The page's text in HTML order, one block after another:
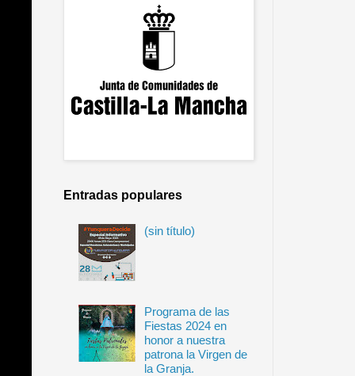
Entradas populares
(sin título)
Programa de las
Fiestas 2024 en
honor a nuestra
patrona la Virgen de
la Granja.